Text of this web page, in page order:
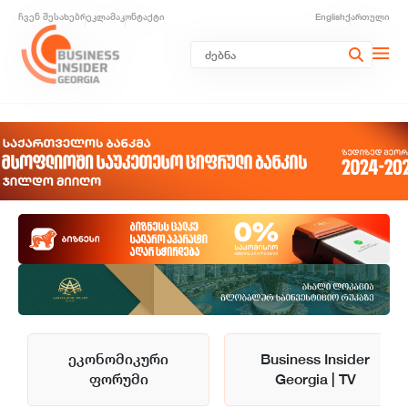
ჩვენ შესახებრეკლამაკონტაქტი Englishქართული
ეკონომიკური
ფორუმი
Business Insider
Georgia | TV